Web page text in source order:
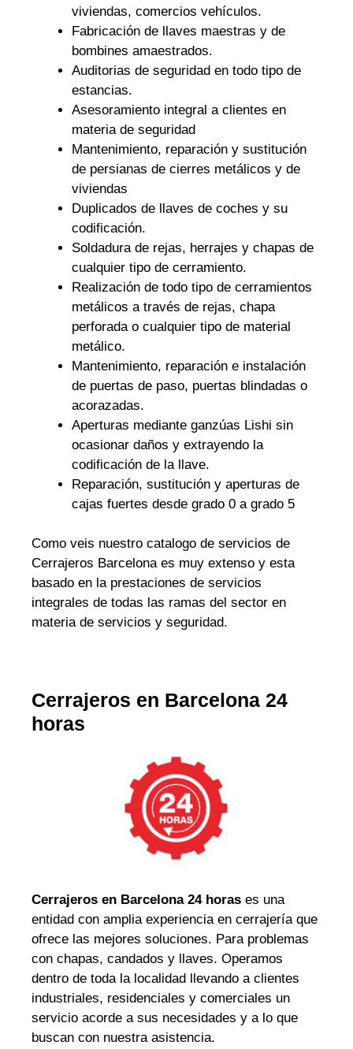
viviendas, comercios vehículos.
Fabricación de llaves maestras y de
bombines amaestrados.
Auditorias de seguridad en todo tipo de
estancias.
Asesoramiento integral a clientes en
materia de seguridad
Mantenimiento, reparación y sustitución
de persianas de cierres metálicos y de
viviendas
Duplicados de llaves de coches y su
codificación.
Soldadura de rejas, herrajes y chapas de
cualquier tipo de cerramiento.
Realización de todo tipo de cerramientos
metálicos a través de rejas, chapa
perforada o cualquier tipo de material
metálico.
Mantenimiento, reparación e instalación
de puertas de paso, puertas blindadas o
acorazadas.
Aperturas mediante ganzúas Lishi sin
ocasionar daños y extrayendo la
codificación de la llave.
Reparación, sustitución y aperturas de
cajas fuertes desde grado 0 a grado 5
Como veis nuestro catalogo de servicios de
Cerrajeros Barcelona es muy extenso y esta
basado en la prestaciones de servicios
integrales de todas las ramas del sector en
materia de servicios y seguridad.
Cerrajeros en Barcelona 24
horas
Cerrajeros en Barcelona 24 horas es una
entidad con amplia experiencia en cerrajería que
ofrece las mejores soluciones. Para problemas
con chapas, candados y llaves. Operamos
dentro de toda la localidad llevando a clientes
industriales, residenciales y comerciales un
servicio acorde a sus necesidades y a lo que
buscan con nuestra asistencia.